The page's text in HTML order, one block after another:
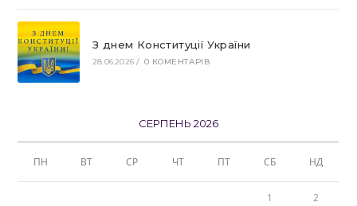
З днем Конституції України
28.06.2026 / 0 КОМЕНТАРІВ
СЕРПЕНЬ 2026
ПН ВТ СР ЧТ ПТ СБ НД
1 2